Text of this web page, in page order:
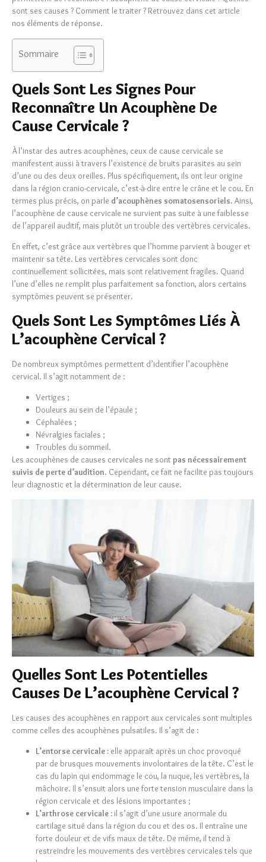
sont ses causes ? Comment le traiter ? Retrouvez dans cet article
nos éléments de réponse.
Sommaire
Quels Sont Les Signes Pour
Reconnaître Un Acouphène De
Cause Cervicale ?
À l’instar des autres acouphènes, ceux de cause cervicale se
manifestent aussi à travers l’existence de bruits parasites au sein
d’une ou des deux oreilles. Plus spécifiquement, ils ont leur origine
dans la région cranio-cervicale, c’est-à-dire entre le crâne et le cou. En
termes plus précis, on parle d’acouphènes somatosensoriels. Ainsi,
l’acouphène de cause cervicale ne survient pas suite à une faiblesse
de l’appareil auditif, mais plutôt un trouble des vertèbres cervicales.
En effet, c’est grâce aux vertèbres que l’homme parvient à bouger et
maintenir sa tête. Les vertèbres cervicales sont donc
continuellement sollicitées, mais sont relativement fragiles. Quand
l’une d’elles ne remplit plus parfaitement sa fonction, alors certains
symptômes peuvent se présenter.
Quels Sont Les Symptômes Liés À
L’acouphène Cervical ?
De nombreux symptômes permettent d’identifier l’acouphène
cervical. Il s’agit notamment de :
Vertiges ;
Douleurs au sein de l’épaule ;
Céphalées ;
Névralgies faciales ;
Troubles du sommeil.
Les acouphènes de causes cervicales ne sont pas nécessairement
suivis de perte d’audition. Cependant, ce fait ne facilite pas toujours
leur diagnostic et la détermination de leur cause.
Quelles Sont Les Potentielles
Causes De L’acouphène Cervical ?
Les causes des acouphènes en rapport aux cervicales sont multiples
comme celles des acouphènes pulsatiles. Il s’agit de :
L’entorse cervicale : elle apparaît après un choc provoqué
par de brusques mouvements involontaires de la tête. C’est le
cas du lapin qui endommage le cou, la nuque, les vertèbres, la
mâchoire. Il s’ensuit alors une forte tension musculaire dans la
région cervicale et des lésions importantes ;
L’arthrose cervicale : il s’agit d’une usure anormale du
cartilage situé dans la région du cou et des os. Il entraîne une
forte douleur et de vifs maux de tête. De même, il tend à
restreindre les mouvements des vertèbres cervicales tels que